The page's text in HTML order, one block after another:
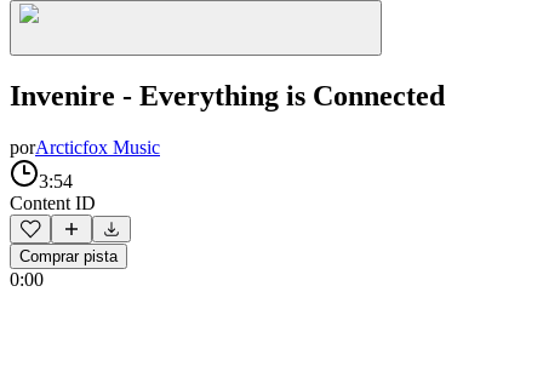
Invenire - Everything is Connected
porArcticfox Music
3:54
Content ID
Comprar pista
0:00